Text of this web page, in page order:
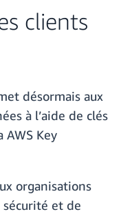
clients
désormais aux
à l’aide de clés
AWS Key
organisations
sécurité et de